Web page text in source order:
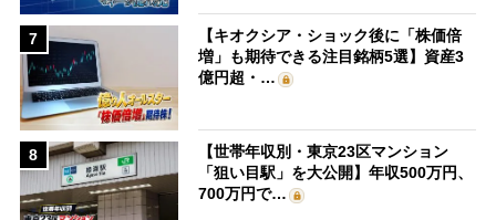
7
【キオクシア・ショック後に「株価倍
増」も期待できる注目銘柄5選】資産3
億円超・…
8
【世帯年収別・東京23区マンション
「狙い目駅」を大公開】年収500万円、
700万円で…